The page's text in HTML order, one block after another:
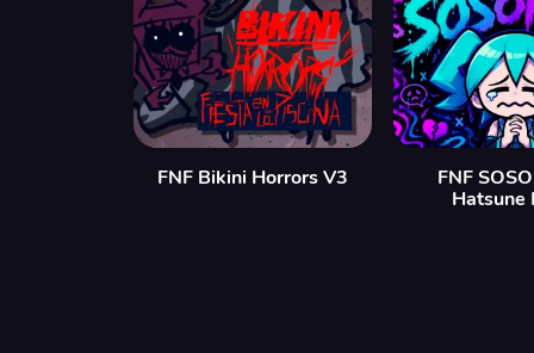
FNF Bikini Horrors V3
FNF
Hatsune